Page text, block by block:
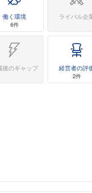
働く環境
6件
ライバル企
後のギャップ 経営者の評
2件